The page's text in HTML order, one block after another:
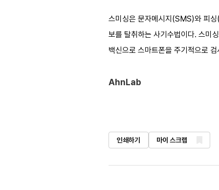
스미싱은 문자메시지(SMS)와 피
보를 탈취하는 사기수법이다. 스
백신으로 스마트폰을 주기적으로
AhnLab
인쇄하기 마이 스크랩